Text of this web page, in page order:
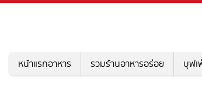
หน้าแรกอาหาร รวมร้านอาหารอร่อย บุฟ